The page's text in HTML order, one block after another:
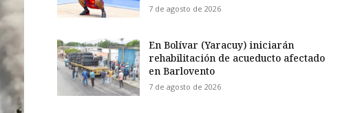
7 de agosto de 2026
En Bolívar (Yaracuy) iniciarán
rehabilitación de acueducto afectado
en Barlovento
7 de agosto de 2026